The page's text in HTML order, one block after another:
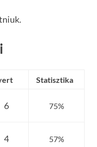
Statisztika
6 75%
4 57%